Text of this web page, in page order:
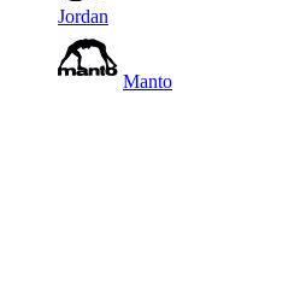
Jordan
Manto